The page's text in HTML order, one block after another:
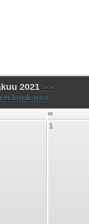
2021 >>
kuukausi
PE
1